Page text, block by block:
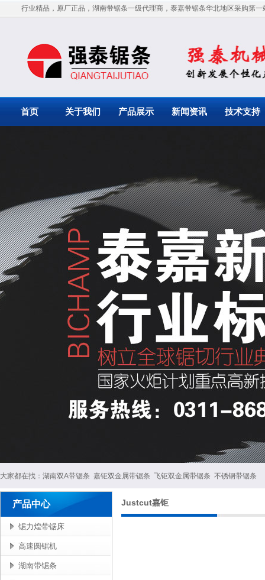
行业精品，原厂正品，湖南带锯条一级代理商，泰嘉带锯条华北地区采购第一
首页 关于我们 产品展示 新闻资讯 技术支持
大家都在找： 湖南双A带锯条 嘉钜双金属带锯条 飞钜双金属带锯条 不锈钢带锯条
产品中心
锯力煌带锯床
高速圆锯机
湖南带锯条
Justcut嘉钜